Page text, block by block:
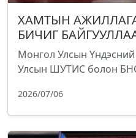
ХАМТЫН
БИЧИГ
Монгол Улсын
Улсын ШУТИС болон
2026/07/06